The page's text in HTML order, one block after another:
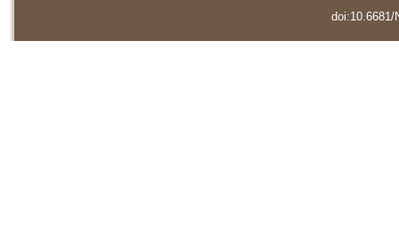
doi:10.6681/